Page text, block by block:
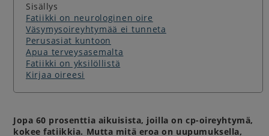
Sisällys
Fatiikki on neurologinen oire
Väsymysoireyhtymää ei tunneta
Perusasiat kuntoon
Apua terveysasemalta
Fatiikki on yksilöllistä
Kirjaa oireesi
Jopa 60 prosenttia aikuisista, joilla on cp-oireyhtymä,
kokee fatiikkia. Mutta mitä eroa on uupumuksella,